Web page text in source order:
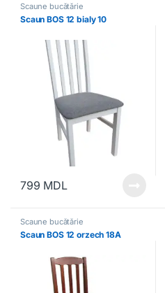
Scaune bucătărie
Scaun BOS 12 bialy 10
799 MDL
Scaune bucătărie
Scaun BOS 12 orzech 18A